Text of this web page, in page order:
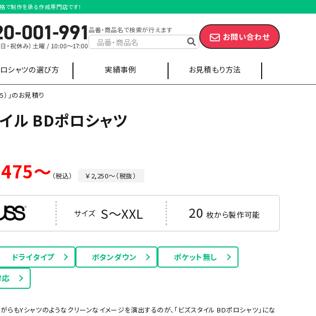
で制作を承る作成専門店です！
品番・商品名で検索が行えます
お問い合わせ
シャツの選び方
フィス制服
タンダウンポロシャツ ポケット付きポロシャツ
実績事例 お見積もり方法
」のお見積り
ル BDポロシャツ
～ （税込） ￥2,250～（税抜）
サイズ S～XXL 20 枚から製作可能
ドライタイプ ボタンダウン
ポケット無し
応
らもYシャツのようなクリーンなイメージを演出するのが、「ビズスタイル BDポロシャツ」にな